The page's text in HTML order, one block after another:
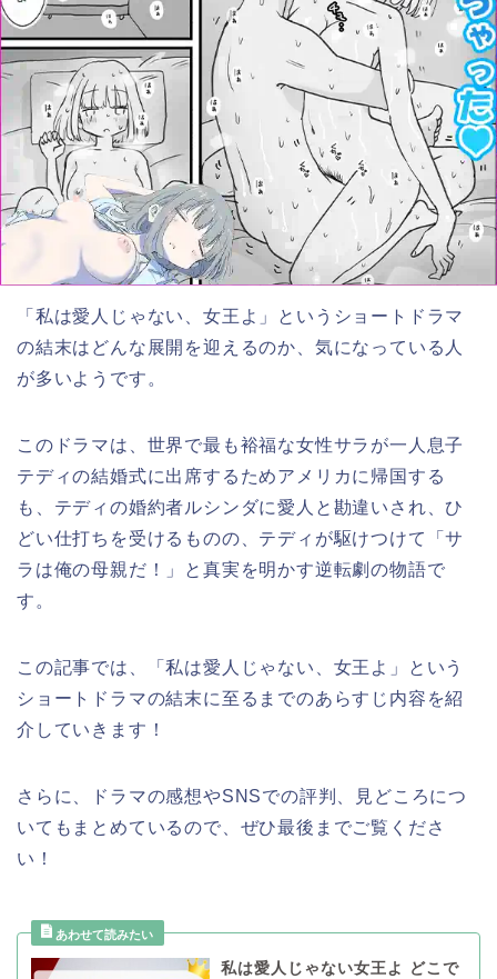
「私は愛人じゃない、女王よ」というショートドラマ
の結末はどんな展開を迎えるのか、気になっている人
が多いようです。
このドラマは、世界で最も裕福な女性サラが一人息子
テディの結婚式に出席するためアメリカに帰国する
も、テディの婚約者ルシンダに愛人と勘違いされ、ひ
どい仕打ちを受けるものの、テディが駆けつけて「サ
ラは俺の母親だ！」と真実を明かす逆転劇の物語で
す。
この記事では、「私は愛人じゃない、女王よ」という
ショートドラマの結末に至るまでのあらすじ内容を紹
介していきます！
さらに、ドラマの感想やSNSでの評判、見どころにつ
いてもまとめているので、ぜひ最後までご覧くださ
い！
私は愛人じゃない女王よ どこで